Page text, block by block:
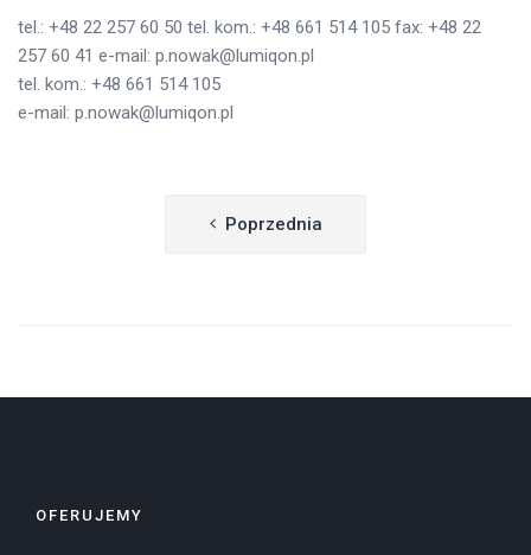
tel.: +48 22 257 60 50 tel. kom.: +48 661 514 105 fax: +48 22
257 60 41 e-mail: p.nowak@lumiqon.pl
tel. kom.: +48 661 514 105
e-mail: p.nowak@lumiqon.pl
Poprzednia
OFERUJEMY